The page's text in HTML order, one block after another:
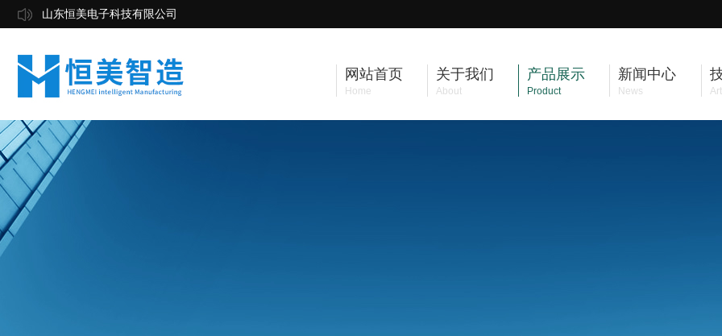
山东恒美电子科技有限公司
网站首页
Home
关于我们
About
产品展示
Product
新闻中心
News